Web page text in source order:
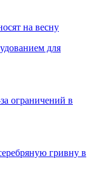
на весну
для
ограничений в
гривну в